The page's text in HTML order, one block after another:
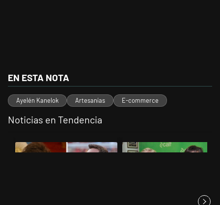
EN ESTA NOTA
Ayelén Kanelok Artesanías E-commerce
Noticias en Tendencia
Un artículo de tendencia con el título "Milei despidió a Jorge Messi
Un artículo de tendencia con el